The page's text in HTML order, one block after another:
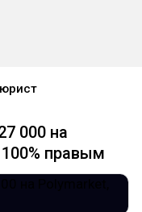
000 на
правым